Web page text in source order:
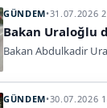
GÜNDEM•31.07.2026
Bakan Uraloğlu
Bakan Abdulkadir
GÜNDEM•30.07.2026